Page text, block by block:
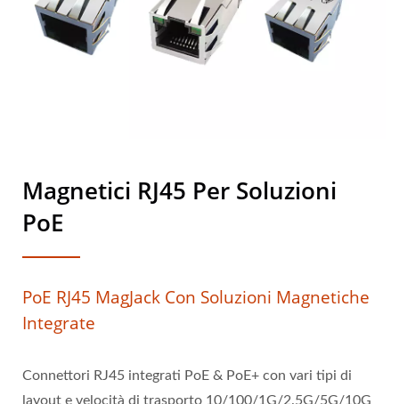
Magnetici RJ45 Per Soluzioni
PoE
PoE RJ45 MagJack Con Soluzioni Magnetiche
Integrate
Connettori RJ45 integrati PoE & PoE+ con vari tipi di
layout e velocità di trasporto 10/100/1G/2.5G/5G/10G